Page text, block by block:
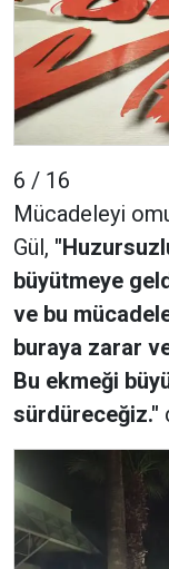
6 / 16
Mücadeleyi
Gül,
büyütmeye
ve bu
buraya zarar
Bu ekmeği
sürdüreceğiz."